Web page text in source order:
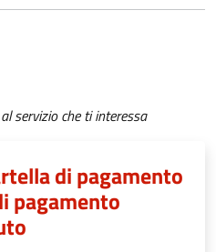
servizio che ti interessa
di pagamento
pagamento